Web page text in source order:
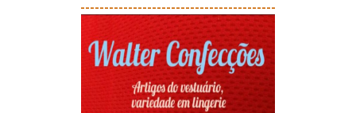
-----------------------------------------